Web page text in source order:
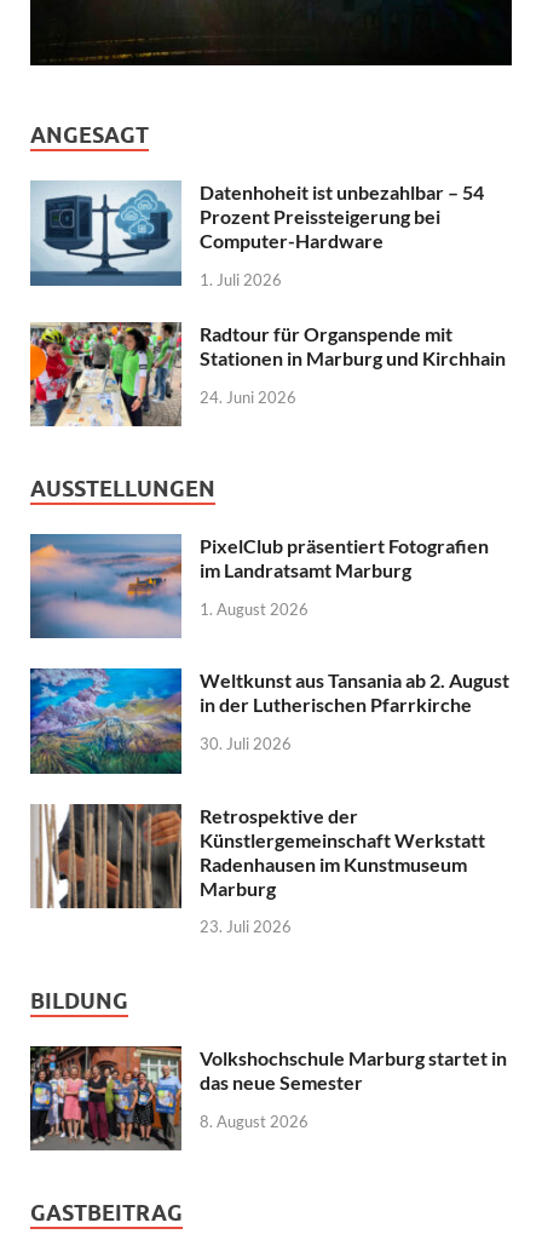
ANGESAGT
Datenhoheit ist unbezahlbar – 54
Prozent Preissteigerung bei
Computer-Hardware
1. Juli 2026
Radtour für Organspende mit
Stationen in Marburg und Kirchhain
24. Juni 2026
AUSSTELLUNGEN
PixelClub präsentiert Fotografien
im Landratsamt Marburg
1. August 2026
Weltkunst aus Tansania ab 2. August
in der Lutherischen Pfarrkirche
30. Juli 2026
Retrospektive der
Künstlergemeinschaft Werkstatt
Radenhausen im Kunstmuseum
Marburg
23. Juli 2026
BILDUNG
Volkshochschule Marburg startet in
das neue Semester
8. August 2026
GASTBEITRAG